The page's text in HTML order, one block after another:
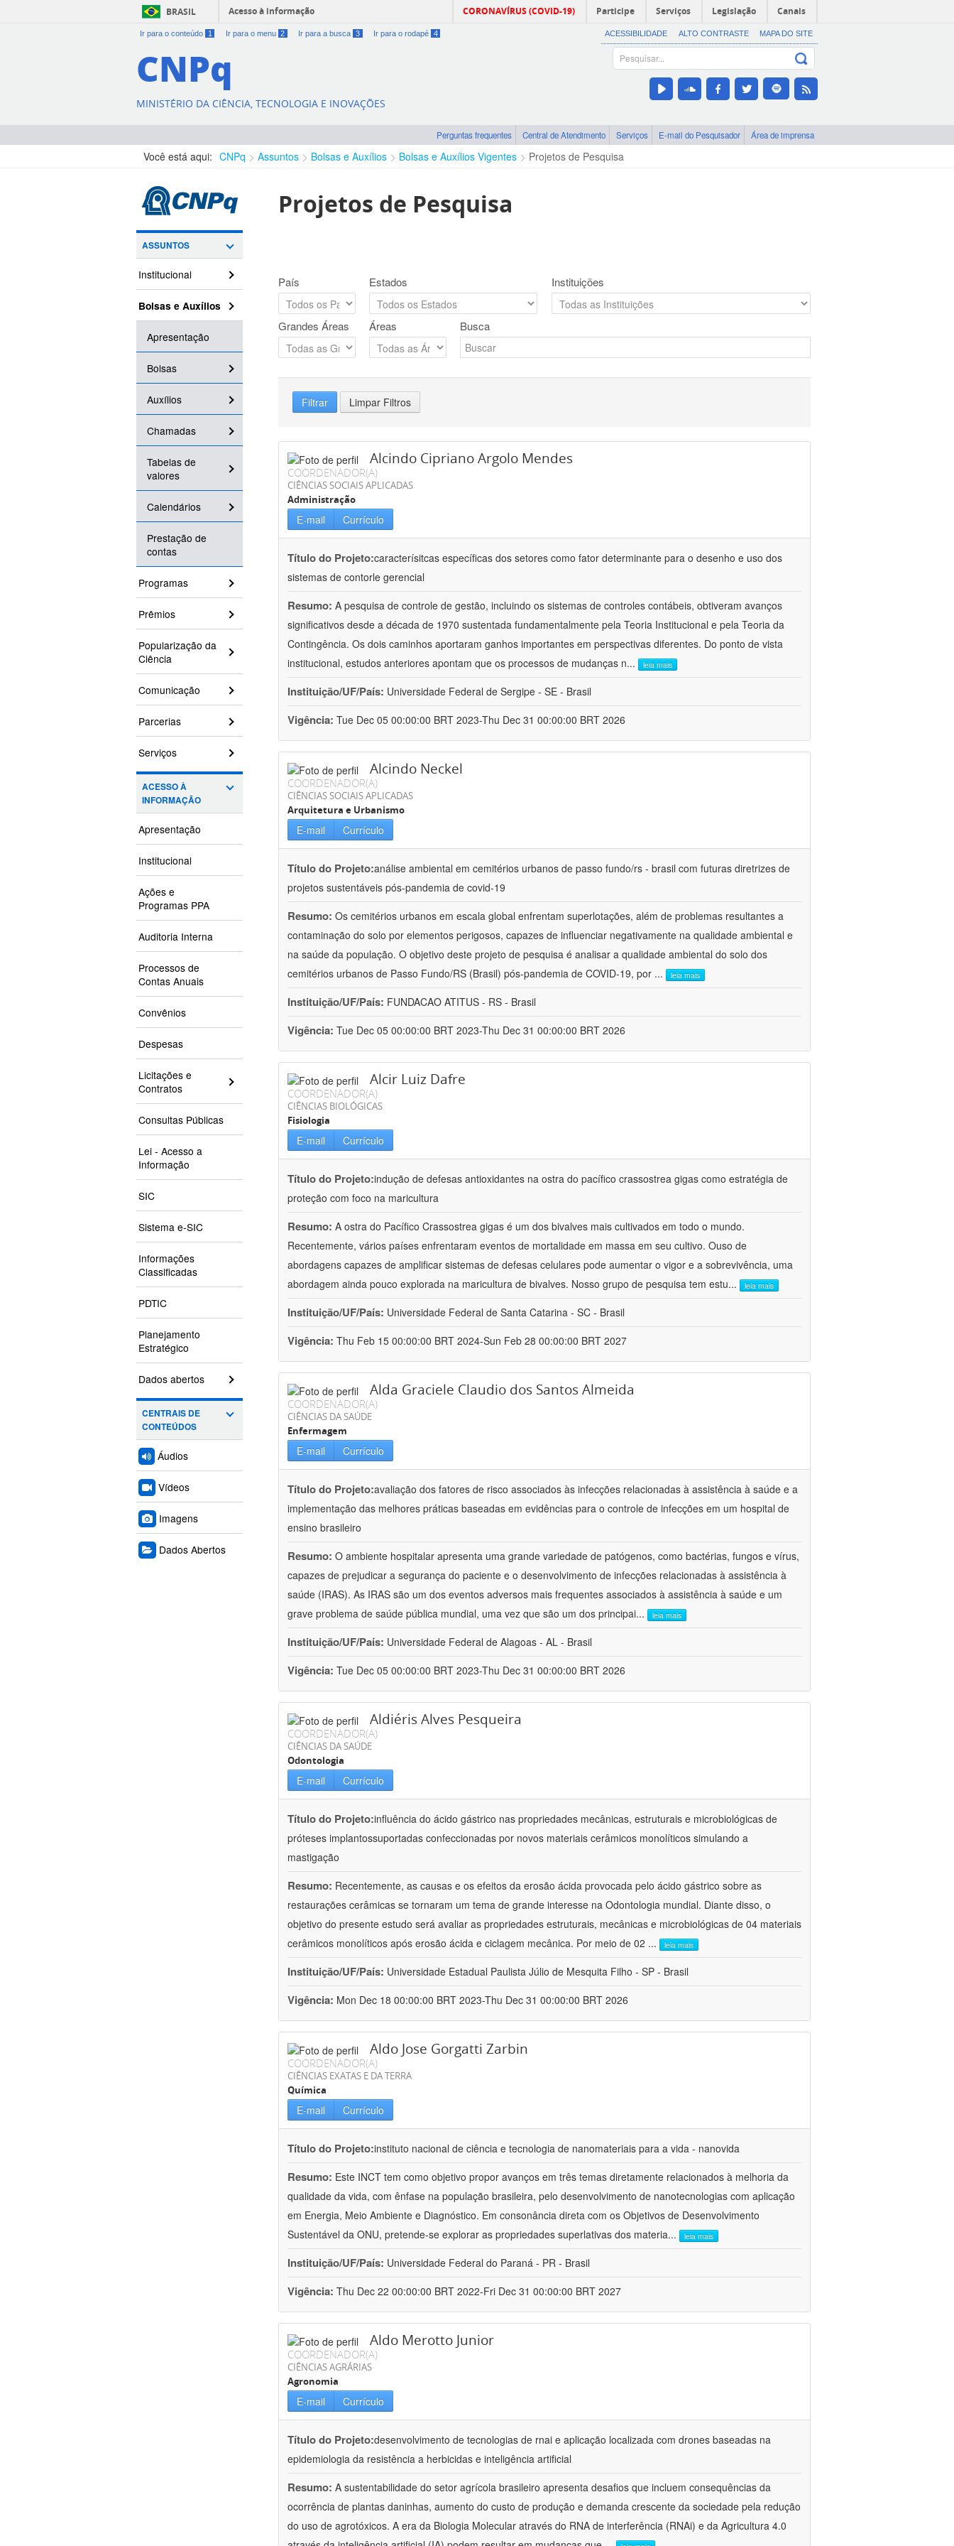
BRASIL Acesso à informação CORONAVÍRUS (COVID-19) Participe Serviços Legislação Canais
Ir para o conteúdo 1 Ir para o menu 2 Ir para a busca 3 Ir para o rodapé 4 ACESSIBILIDADE ALTO CONTRASTE MAPA DO SITE
CNPq
MINISTÉRIO DA CIÊNCIA, TECNOLOGIA E INOVAÇÕES
Perguntas frequentes Central de Atendimento Serviços E-mail do Pesquisador Área de imprensa
Você está aqui: CNPq Assuntos Bolsas e Auxílios Bolsas e Auxílios Vigentes Projetos de Pesquisa
ASSUNTOS
Institucional
Bolsas e Auxílios
Apresentação
Bolsas
Auxílios
Chamadas
Tabelas de
valores
Calendários
Prestação de
contas
Programas
Prêmios
Popularização da
Ciência
Comunicação
Parcerias
Serviços
ACESSO À
INFORMAÇÃO
Apresentação
Institucional
Ações e
Programas PPA
Auditoria Interna
Processos de
Contas Anuais
Convênios
Despesas
Licitações e
Contratos
Consultas Públicas
Lei - Acesso a
Informação
SIC
Sistema e-SIC
Informações
Classificadas
PDTIC
Planejamento
Estratégico
Dados abertos
CENTRAIS DE
CONTEÚDOS
Áudios
Vídeos
Imagens
Dados Abertos
Projetos de Pesquisa
País Estados Instituições
Grandes Áreas Áreas Busca
Filtrar Limpar Filtros
Alcindo Cipriano Argolo Mendes
COORDENADOR(A)
CIÊNCIAS SOCIAIS APLICADAS
Administração
E-mail Currículo
Título do Projeto:caracterísitcas específicas dos setores como fator determinante para o desenho e uso dos
sistemas de contorle gerencial
Resumo: A pesquisa de controle de gestão, incluindo os sistemas de controles contábeis, obtiveram avanços
significativos desde a década de 1970 sustentada fundamentalmente pela Teoria Institucional e pela Teoria da
Contingência. Os dois caminhos aportaram ganhos importantes em perspectivas diferentes. Do ponto de vista
institucional, estudos anteriores apontam que os processos de mudanças n... leia mais
Instituição/UF/País: Universidade Federal de Sergipe - SE - Brasil
Vigência: Tue Dec 05 00:00:00 BRT 2023-Thu Dec 31 00:00:00 BRT 2026
Alcindo Neckel
COORDENADOR(A)
CIÊNCIAS SOCIAIS APLICADAS
Arquitetura e Urbanismo
E-mail Currículo
Título do Projeto:análise ambiental em cemitérios urbanos de passo fundo/rs - brasil com futuras diretrizes de
projetos sustentáveis pós-pandemia de covid-19
Resumo: Os cemitérios urbanos em escala global enfrentam superlotações, além de problemas resultantes a
contaminação do solo por elementos perigosos, capazes de influenciar negativamente na qualidade ambiental e
na saúde da população. O objetivo deste projeto de pesquisa é analisar a qualidade ambiental do solo dos
cemitérios urbanos de Passo Fundo/RS (Brasil) pós-pandemia de COVID-19, por ... leia mais
Instituição/UF/País: FUNDACAO ATITUS - RS - Brasil
Vigência: Tue Dec 05 00:00:00 BRT 2023-Thu Dec 31 00:00:00 BRT 2026
Alcir Luiz Dafre
COORDENADOR(A)
CIÊNCIAS BIOLÓGICAS
Fisiologia
E-mail Currículo
Título do Projeto:indução de defesas antioxidantes na ostra do pacífico crassostrea gigas como estratégia de
proteção com foco na maricultura
Resumo: A ostra do Pacífico Crassostrea gigas é um dos bivalves mais cultivados em todo o mundo.
Recentemente, vários países enfrentaram eventos de mortalidade em massa em seu cultivo. Ouso de
abordagens capazes de amplificar sistemas de defesas celulares pode aumentar o vigor e a sobrevivência, uma
abordagem ainda pouco explorada na maricultura de bivalves. Nosso grupo de pesquisa tem estu... leia mais
Instituição/UF/País: Universidade Federal de Santa Catarina - SC - Brasil
Vigência: Thu Feb 15 00:00:00 BRT 2024-Sun Feb 28 00:00:00 BRT 2027
Alda Graciele Claudio dos Santos Almeida
COORDENADOR(A)
CIÊNCIAS DA SAÚDE
Enfermagem
E-mail Currículo
Título do Projeto:avaliação dos fatores de risco associados às infecções relacionadas à assistência à saúde e a
implementação das melhores práticas baseadas em evidências para o controle de infecções em um hospital de
ensino brasileiro
Resumo: O ambiente hospitalar apresenta uma grande variedade de patógenos, como bactérias, fungos e vírus,
capazes de prejudicar a segurança do paciente e o desenvolvimento de infecções relacionadas à assistência à
saúde (IRAS). As IRAS são um dos eventos adversos mais frequentes associados à assistência à saúde e um
grave problema de saúde pública mundial, uma vez que são um dos principai... leia mais
Instituição/UF/País: Universidade Federal de Alagoas - AL - Brasil
Vigência: Tue Dec 05 00:00:00 BRT 2023-Thu Dec 31 00:00:00 BRT 2026
Aldiéris Alves Pesqueira
COORDENADOR(A)
CIÊNCIAS DA SAÚDE
Odontologia
E-mail Currículo
Título do Projeto:influência do ácido gástrico nas propriedades mecânicas, estruturais e microbiológicas de
próteses implantossuportadas confeccionadas por novos materiais cerâmicos monolíticos simulando a
mastigação
Resumo: Recentemente, as causas e os efeitos da erosão ácida provocada pelo ácido gástrico sobre as
restaurações cerâmicas se tornaram um tema de grande interesse na Odontologia mundial. Diante disso, o
objetivo do presente estudo será avaliar as propriedades estruturais, mecânicas e microbiológicas de 04 materiais
cerâmicos monolíticos após erosão ácida e ciclagem mecânica. Por meio de 02 ... leia mais
Instituição/UF/País: Universidade Estadual Paulista Júlio de Mesquita Filho - SP - Brasil
Vigência: Mon Dec 18 00:00:00 BRT 2023-Thu Dec 31 00:00:00 BRT 2026
Aldo Jose Gorgatti Zarbin
COORDENADOR(A)
CIÊNCIAS EXATAS E DA TERRA
Química
E-mail Currículo
Título do Projeto:instituto nacional de ciência e tecnologia de nanomateriais para a vida - nanovida
Resumo: Este INCT tem como objetivo propor avanços em três temas diretamente relacionados à melhoria da
qualidade da vida, com ênfase na população brasileira, pelo desenvolvimento de nanotecnologias com aplicação
em Energia, Meio Ambiente e Diagnóstico. Em consonância direta com os Objetivos de Desenvolvimento
Sustentável da ONU, pretende-se explorar as propriedades superlativas dos materia... leia mais
Instituição/UF/País: Universidade Federal do Paraná - PR - Brasil
Vigência: Thu Dec 22 00:00:00 BRT 2022-Fri Dec 31 00:00:00 BRT 2027
Aldo Merotto Junior
COORDENADOR(A)
CIÊNCIAS AGRÁRIAS
Agronomia
E-mail Currículo
Título do Projeto:desenvolvimento de tecnologias de rnai e aplicação localizada com drones baseadas na
epidemiologia da resistência a herbicidas e inteligência artificial
Resumo: A sustentabilidade do setor agrícola brasileiro apresenta desafios que incluem consequências da
ocorrência de plantas daninhas, aumento do custo de produção e demanda crescente da sociedade pela redução
do uso de agrotóxicos. A era da Biologia Molecular através do RNA de interferência (RNAi) e da Agricultura 4.0